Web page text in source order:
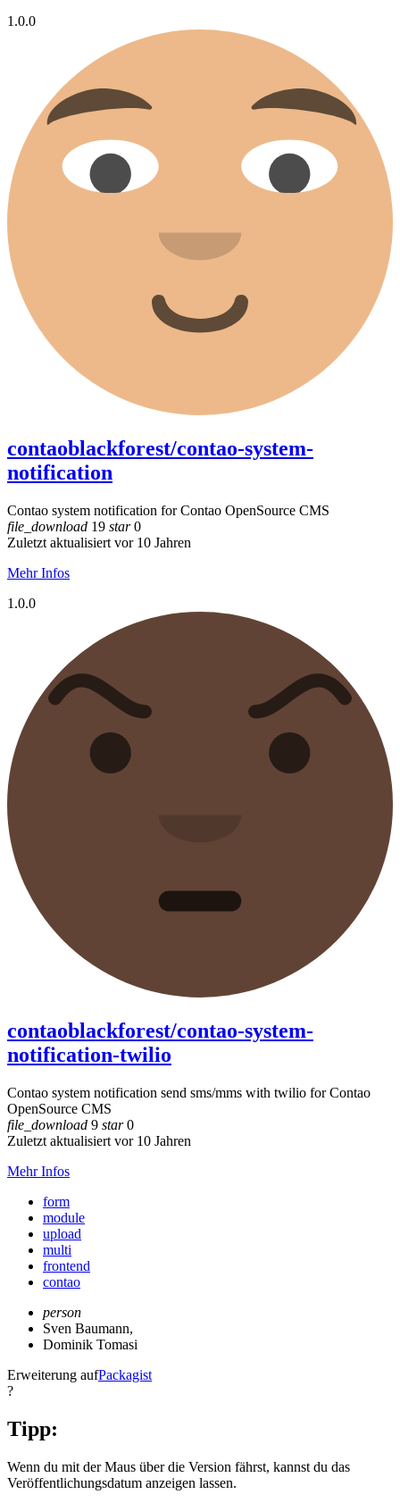
1.0.0
contaoblackforest/contao-system-
notification
Contao system notification for Contao OpenSource CMS
file_download 19 star0
Zuletzt aktualisiert vor 10 Jahren
Mehr Infos
1.0.0
contaoblackforest/contao-system-
notification-twilio
Contao system notification send sms/mms with twilio for Contao
OpenSource CMS
file_download 9 star0
Zuletzt aktualisiert vor 10 Jahren
Mehr Infos
form
module
upload
multi
frontend
contao
person
Sven Baumann,
Dominik Tomasi
Erweiterung aufPackagist
?
Tipp:
Wenn du mit der Maus über die Version fährst, kannst du das
Veröffentlichungsdatum anzeigen lassen.